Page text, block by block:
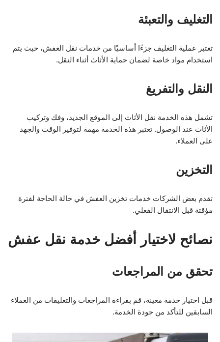
التغليف والتعبئة
تعتبر عملية التغليف جزءًا أساسيًا من خدمات نقل العفش، حيث يتم
استخدام مواد خاصة لضمان حماية الأثاث أثناء النقل.
النقل والتفريغ
تشمل هذه الخدمة نقل الأثاث إلى الموقع الجديد، وفك وتركيب
الأثاث عند الوصول. تعتبر هذه الخدمة مهمة لتوفير الوقت والجهد
على العملاء.
التخزين
تقدم بعض الشركات خدمات تخزين العفش في حالة الحاجة لفترة
مؤقتة قبل الانتقال الفعلي.
نصائح لاختيار أفضل خدمة نقل عفش
تحقق من المراجعات
قبل اختيار خدمة معينة، قم بقراءة المراجعات والتعليقات من العملاء
السابقين للتأكد من جودة الخدمة.